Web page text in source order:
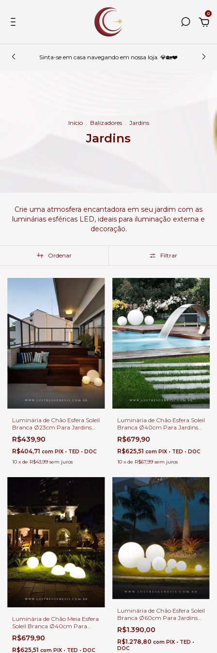
0
Sinta-se em casa navegando em nossa loja. 💎🏡❤️
Início . Balizadores . Jardins
Jardins
Crie uma atmosfera encantadora em seu jardim com as
luminárias esféricas LED, ideais para iluminação externa e
decoração.
Ordenar Filtrar
Luminária de Chão Esfera Soleil
Branca Ø23cm Para Jardins
Externos, Jardim de Inverno e
Áreas Internas.
R$439,90
R$404,71 com PIX • TED • DOC
10 x de R$43,99 sem juros
Luminária de Chão Esfera Soleil
Branca Ø40cm Para Jardins
Externos, Jardim de Inverno e
Áreas Internas.
R$679,90
R$625,51 com PIX • TED • DOC
10 x de R$67,99 sem juros
Luminária de Chão Meia Esfera
Soleil Branca Ø40cm Para
Áreas Internas e Externas.
R$679,90
R$625,51 com PIX • TED • DOC
Luminária de Chão Esfera Soleil
Branca Ø60cm Para Jardins
Externos, Jardim de Inverno e
Áreas Internas.
R$1.390,00
R$1.278,80 com PIX • TED •
DOC